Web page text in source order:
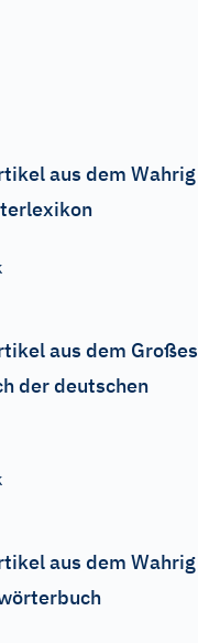
aus dem Wahrig
aus dem Großes
der deutschen
aus dem Wahrig